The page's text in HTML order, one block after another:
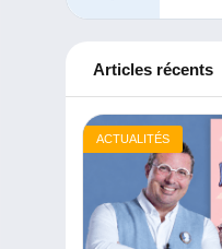
Articles récents
ACTUALITÉS